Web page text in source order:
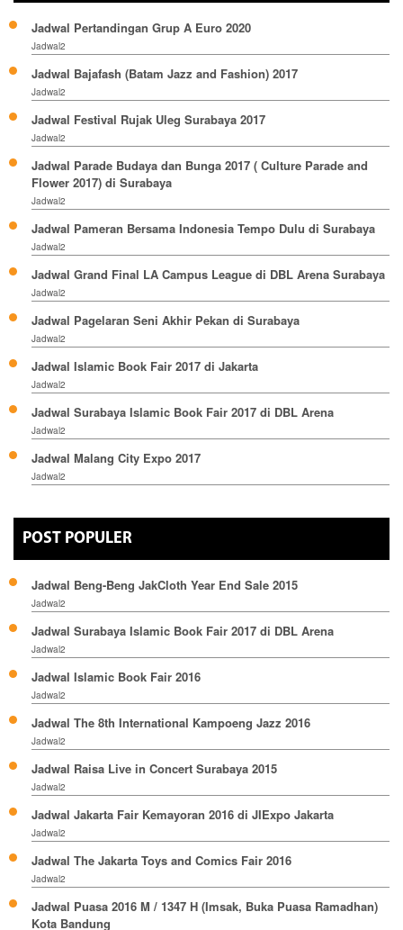
Jadwal Pertandingan Grup A Euro 2020
Jadwal2
Jadwal Bajafash (Batam Jazz and Fashion) 2017
Jadwal2
Jadwal Festival Rujak Uleg Surabaya 2017
Jadwal2
Jadwal Parade Budaya dan Bunga 2017 ( Culture Parade and
Flower 2017) di Surabaya
Jadwal2
Jadwal Pameran Bersama Indonesia Tempo Dulu di Surabaya
Jadwal2
Jadwal Grand Final LA Campus League di DBL Arena Surabaya
Jadwal2
Jadwal Pagelaran Seni Akhir Pekan di Surabaya
Jadwal2
Jadwal Islamic Book Fair 2017 di Jakarta
Jadwal2
Jadwal Surabaya Islamic Book Fair 2017 di DBL Arena
Jadwal2
Jadwal Malang City Expo 2017
Jadwal2
POST POPULER
Jadwal Beng-Beng JakCloth Year End Sale 2015
Jadwal2
Jadwal Surabaya Islamic Book Fair 2017 di DBL Arena
Jadwal2
Jadwal Islamic Book Fair 2016
Jadwal2
Jadwal The 8th International Kampoeng Jazz 2016
Jadwal2
Jadwal Raisa Live in Concert Surabaya 2015
Jadwal2
Jadwal Jakarta Fair Kemayoran 2016 di JIExpo Jakarta
Jadwal2
Jadwal The Jakarta Toys and Comics Fair 2016
Jadwal2
Jadwal Puasa 2016 M / 1347 H (Imsak, Buka Puasa Ramadhan)
Kota Bandung